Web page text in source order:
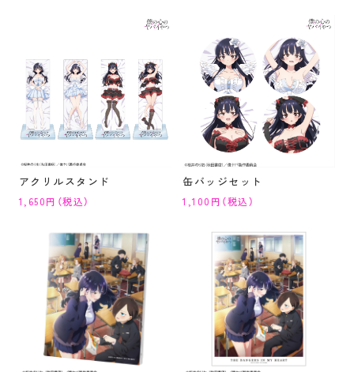
アクリルスタンド
1,650円（税込）
缶バッジセット
1,100円（税込）